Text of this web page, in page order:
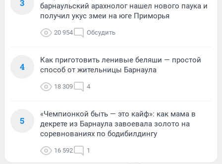
3
барнаульский арахнолог нашел нового паука и
получил укус змеи на юге Приморья
20 954 Обсудить
4
Как приготовить ленивые беляши — простой
способ от жительницы Барнаула
18 309 4
5
«Чемпионкой быть — это кайф»: как мама в
декрете из Барнаула завоевала золото на
соревнованиях по бодибилдингу
16 592 1